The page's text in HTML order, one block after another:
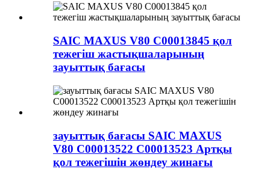
SAIC MAXUS V80 C00013845 қол
тежегіш жастықшаларының
зауыттық бағасы
зауыттық бағасы SAIC MAXUS
V80 C00013522 C00013523 Артқы
қол тежегішін жөндеу жинағы